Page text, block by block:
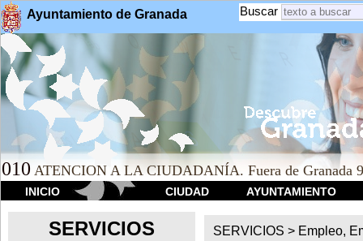
Ayuntamiento de Granada Buscar
010 ATENCION A LA CIUDADANÍA. Fuera de Granada
INICIO CIUDAD AYUNTAMIENTO
SERVICIOS SERVICIOS > Empleo,